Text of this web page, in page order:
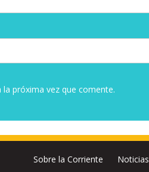
próxima vez que comente.
Sobre la Corriente Noticias